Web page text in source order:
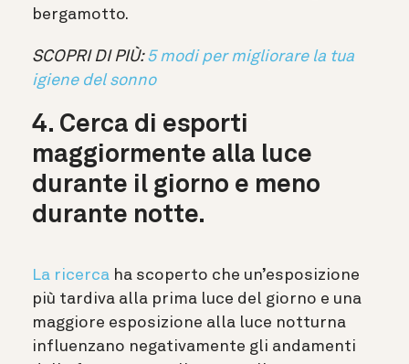
bergamotto.
SCOPRI DI PIÙ:5 modi per migliorare la tua
igiene del sonno
4. Cerca di esporti
maggiormente alla luce
durante il giorno e meno
durante notte.
La ricerca ha scoperto che un’esposizione
più tardiva alla prima luce del giorno e una
maggiore esposizione alla luce notturna
influenzano negativamente gli andamenti